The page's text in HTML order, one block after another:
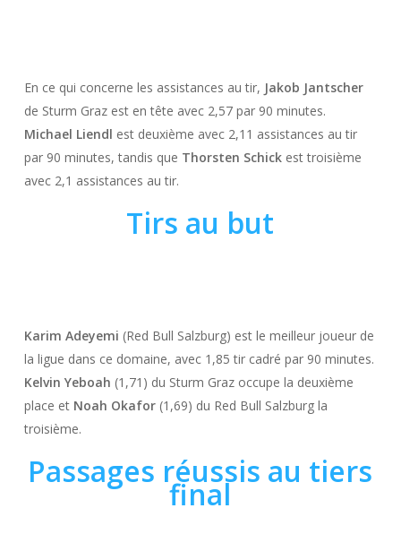
En ce qui concerne les assistances au tir, Jakob Jantscher
de Sturm Graz est en tête avec 2,57 par 90 minutes.
Michael Liendl est deuxième avec 2,11 assistances au tir
par 90 minutes, tandis que Thorsten Schickest troisième
avec 2,1 assistances au tir.
Tirs au but
Karim Adeyemi (Red Bull Salzburg) est le meilleur joueur de
la ligue dans ce domaine, avec 1,85 tir cadré par 90 minutes.
Kelvin Yeboah (1,71) du Sturm Graz occupe la deuxième
place et Noah Okafor(1,69) du Red Bull Salzburg la
troisième.
Passages réussis au tiers
final